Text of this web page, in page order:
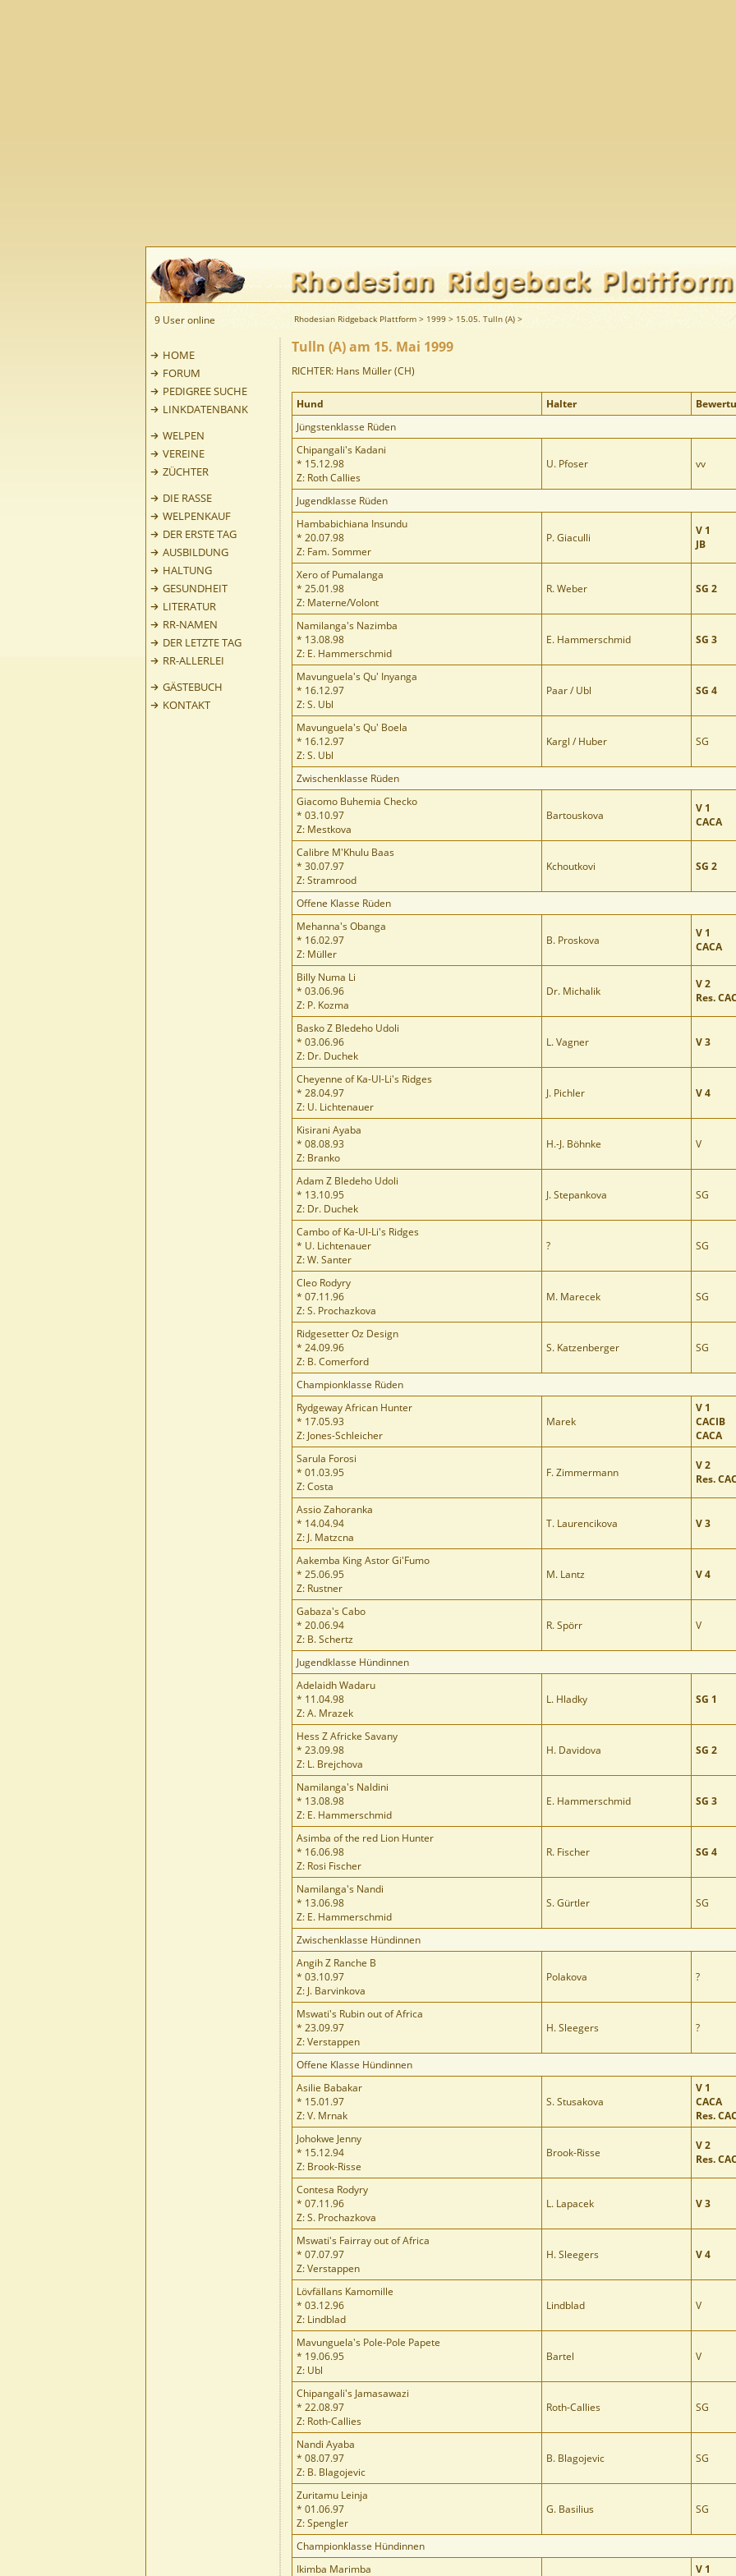
9 User online Rhodesian Ridgeback Plattform > 1999 > 15.05. Tulln (A) >
HOME
FORUM
PEDIGREE SUCHE
LINKDATENBANK
WELPEN
VEREINE
ZÜCHTER
DIE RASSE
WELPENKAUF
DER ERSTE TAG
AUSBILDUNG
HALTUNG
GESUNDHEIT
LITERATUR
RR-NAMEN
DER LETZTE TAG
RR-ALLERLEI
GÄSTEBUCH
KONTAKT
Tulln (A) am 15. Mai 1999
RICHTER: Hans Müller (CH)
Hund Halter
Jüngstenklasse Rüden
Chipangali's Kadani
* 15.12.98
Z: Roth Callies
U. Pfoser vv
Jugendklasse Rüden
Hambabichiana Insundu
* 20.07.98
Z: Fam. Sommer
P. Giaculli
V 1
JB
Xero of Pumalanga
* 25.01.98
Z: Materne/Volont
R. Weber SG 2
Namilanga's Nazimba
* 13.08.98
Z: E. Hammerschmid
E. Hammerschmid SG 3
Mavunguela's Qu' Inyanga
* 16.12.97
Z: S. Ubl
Paar / Ubl SG 4
Mavunguela's Qu' Boela
* 16.12.97
Z: S. Ubl
Kargl / Huber SG
Zwischenklasse Rüden
Giacomo Buhemia Checko
* 03.10.97
Z: Mestkova
Bartouskova
V 1
CACA
Calibre M'Khulu Baas
* 30.07.97
Z: Stramrood
Kchoutkovi SG 2
Offene Klasse Rüden
Mehanna's Obanga
* 16.02.97
Z: Müller
B. Proskova
V 1
CACA
Billy Numa Li
* 03.06.96
Z: P. Kozma
Dr. Michalik
V 2
Res.
Basko Z Bledeho Udoli
* 03.06.96
Z: Dr. Duchek
L. Vagner V 3
Cheyenne of Ka-Ul-Li's Ridges
* 28.04.97
Z: U. Lichtenauer
J. Pichler V 4
Kisirani Ayaba
* 08.08.93
Z: Branko
H.-J. Böhnke V
Adam Z Bledeho Udoli
* 13.10.95
Z: Dr. Duchek
J. Stepankova SG
Cambo of Ka-Ul-Li's Ridges
* U. Lichtenauer
Z: W. Santer
? SG
Cleo Rodyry
* 07.11.96
Z: S. Prochazkova
M. Marecek SG
Ridgesetter Oz Design
* 24.09.96
Z: B. Comerford
S. Katzenberger SG
Championklasse Rüden
Rydgeway African Hunter
* 17.05.93
Z: Jones-Schleicher
Marek
V 1
CACIB
CACA
Sarula Forosi
* 01.03.95
Z: Costa
F. Zimmermann
V 2
Res.
Assio Zahoranka
* 14.04.94
Z: J. Matzcna
T. Laurencikova V 3
Aakemba King Astor Gi'Fumo
* 25.06.95
Z: Rustner
M. Lantz V 4
Gabaza's Cabo
* 20.06.94
Z: B. Schertz
R. Spörr V
Jugendklasse Hündinnen
Adelaidh Wadaru
* 11.04.98
Z: A. Mrazek
L. Hladky SG 1
Hess Z Africke Savany
* 23.09.98
Z: L. Brejchova
H. Davidova SG 2
Namilanga's Naldini
* 13.08.98
Z: E. Hammerschmid
E. Hammerschmid SG 3
Asimba of the red Lion Hunter
* 16.06.98
Z: Rosi Fischer
R. Fischer SG 4
Namilanga's Nandi
* 13.06.98
Z: E. Hammerschmid
S. Gürtler SG
Zwischenklasse Hündinnen
Angih Z Ranche B
* 03.10.97
Z: J. Barvinkova
Polakova ?
Mswati's Rubin out of Africa
* 23.09.97
Z: Verstappen
H. Sleegers ?
Offene Klasse Hündinnen
Asilie Babakar
* 15.01.97
Z: V. Mrnak
S. Stusakova
V 1
CACA
Res.
Johokwe Jenny
* 15.12.94
Z: Brook-Risse
Brook-Risse
V 2
Res.
Contesa Rodyry
* 07.11.96
Z: S. Prochazkova
L. Lapacek V 3
Mswati's Fairray out of Africa
* 07.07.97
Z: Verstappen
H. Sleegers V 4
Lövfällans Kamomille
* 03.12.96
Z: Lindblad
Lindblad V
Mavunguela's Pole-Pole Papete
* 19.06.95
Z: Ubl
Bartel V
Chipangali's Jamasawazi
* 22.08.97
Z: Roth-Callies
Roth-Callies SG
Nandi Ayaba
* 08.07.97
Z: B. Blagojevic
B. Blagojevic SG
Zuritamu Leinja
* 01.06.97
Z: Spengler
G. Basilius SG
Championklasse Hündinnen
Ikimba Marimba
V 1